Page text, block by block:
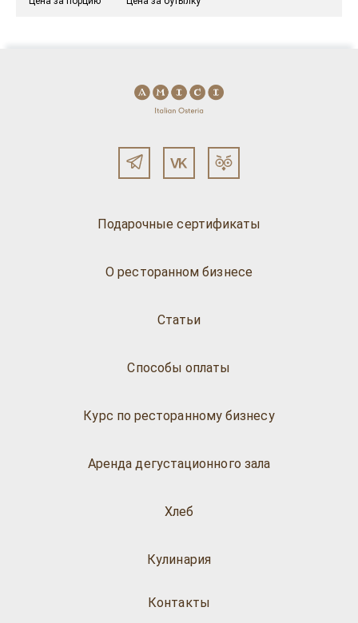
Подарочные сертификаты
О ресторанном бизнесе
Статьи
Способы оплаты
Курс по ресторанному бизнесу
Аренда дегустационного зала
Хлеб
Кулинария
Контакты